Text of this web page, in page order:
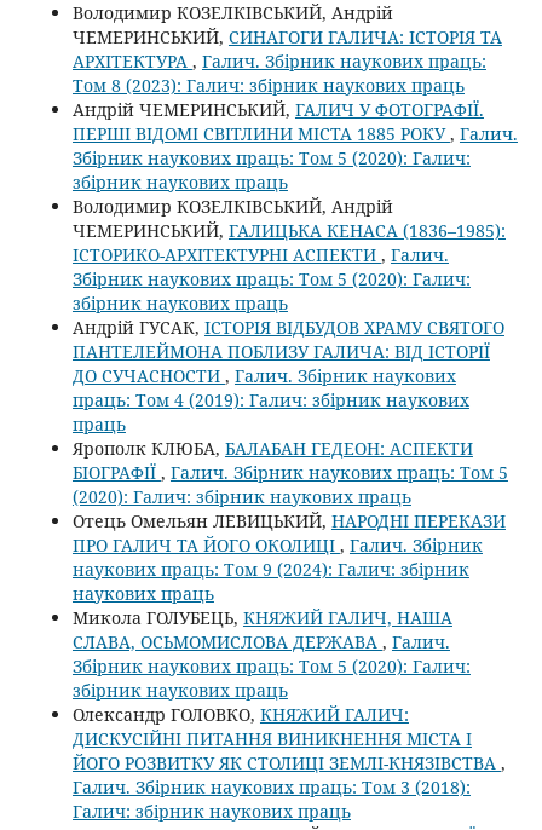
Володимир КОЗЕЛКІВСЬКИЙ, Андрій
ЧЕМЕРИНСЬКИЙ, СИНАГОГИ ГАЛИЧА: ІСТОРІЯ ТА
АРХІТЕКТУРА , Галич. Збірник наукових праць:
Том 8 (2023): Галич: збірник наукових праць
Андрій ЧЕМЕРИНСЬКИЙ, ГАЛИЧ У ФОТОГРАФІЇ.
ПЕРШІ ВІДОМІ СВІТЛИНИ МІСТА 1885 РОКУ, Галич.
Збірник наукових праць: Том 5 (2020): Галич:
збірник наукових праць
Володимир КОЗЕЛКІВСЬКИЙ, Андрій
ЧЕМЕРИНСЬКИЙ, ГАЛИЦЬКА КЕНАСА (1836–1985):
ІСТОРИКО-АРХІТЕКТУРНІ АСПЕКТИ , Галич.
Збірник наукових праць: Том 5 (2020): Галич:
збірник наукових праць
Андрій ГУСАК, ІСТОРІЯ ВІДБУДОВ ХРАМУ СВЯТОГО
ПАНТЕЛЕЙМОНА ПОБЛИЗУ ГАЛИЧА: ВІД ІСТОРІЇ
ДО СУЧАСНОСТИ , Галич. Збірник наукових
праць: Том 4 (2019): Галич: збірник наукових
праць
Ярополк КЛЮБА, БАЛАБАН ГЕДЕОН: АСПЕКТИ
БІОГРАФІЇ , Галич. Збірник наукових праць: Том 5
(2020): Галич: збірник наукових праць
Отець Омельян ЛЕВИЦЬКИЙ, НАРОДНІ ПЕРЕКАЗИ
ПРО ГАЛИЧ ТА ЙОГО ОКОЛИЦІ , Галич. Збірник
наукових праць: Том 9 (2024): Галич: збірник
наукових праць
Микола ГОЛУБЕЦЬ, КНЯЖИЙ ГАЛИЧ, НАША
СЛАВА, ОСЬМОМИСЛОВА ДЕРЖАВА , Галич.
Збірник наукових праць: Том 5 (2020): Галич:
збірник наукових праць
Олександр ГОЛОВКО, КНЯЖИЙ ГАЛИЧ:
ДИСКУСІЙНІ ПИТАННЯ ВИНИКНЕННЯ МІСТА І
ЙОГО РОЗВИТКУ ЯК СТОЛИЦІ ЗЕМЛІ-КНЯЗІВСТВА ,
Галич. Збірник наукових праць: Том 3 (2018):
Галич: збірник наукових праць